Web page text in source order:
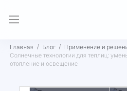
Главная Блог
Применение и
Солнечные технологии для теплиц:
отопление и освещение